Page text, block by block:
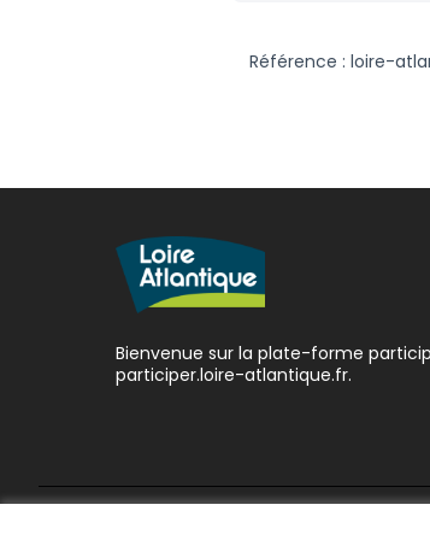
Référence : loire-
Bienvenue sur la plate-forme
participer.loire-atlantique.fr.